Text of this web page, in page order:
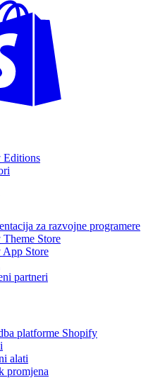
Editions
za razvojne programere
Store
App Store
partneri
platforme Shopify
alati
promjena